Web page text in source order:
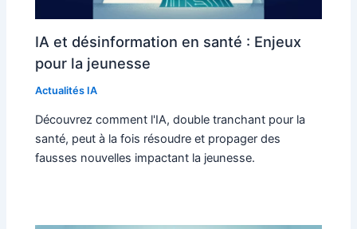
IA et désinformation en santé : Enjeux
pour la jeunesse
Actualités IA
Découvrez comment l'IA, double tranchant pour la
santé, peut à la fois résoudre et propager des
fausses nouvelles impactant la jeunesse.